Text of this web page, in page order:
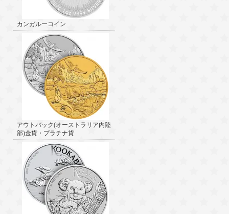
カンガルーコイン
アウトバック(オーストラリア内陸
部)金貨・プラチナ貨